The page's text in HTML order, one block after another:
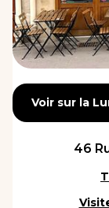
Voir sur la
Voir sur la
46